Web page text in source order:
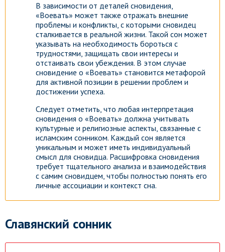
В зависимости от деталей сновидения,
«Воевать» может также отражать внешние
проблемы и конфликты, с которыми сновидец
сталкивается в реальной жизни. Такой сон может
указывать на необходимость бороться с
трудностями, защищать свои интересы и
отстаивать свои убеждения. В этом случае
сновидение о «Воевать» становится метафорой
для активной позиции в решении проблем и
достижении успеха.
Следует отметить, что любая интерпретация
сновидения о «Воевать» должна учитывать
культурные и религиозные аспекты, связанные с
исламским сонником. Каждый сон является
уникальным и может иметь индивидуальный
смысл для сновидца. Расшифровка сновидения
требует тщательного анализа и взаимодействия
с самим сновидцем, чтобы полностью понять его
личные ассоциации и контекст сна.
Славянский сонник